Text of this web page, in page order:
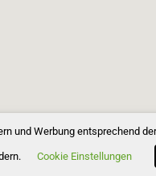
und Werbung entsprechend
Cookie Einstellungen